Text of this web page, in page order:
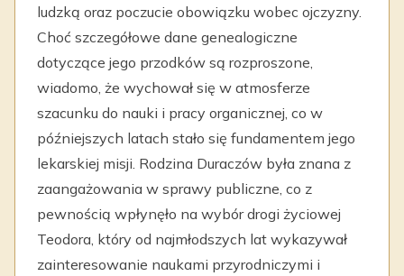
ludzką oraz poczucie obowiązku wobec ojczyzny.
Choć szczegółowe dane genealogiczne
dotyczące jego przodków są rozproszone,
wiadomo, że wychował się w atmosferze
szacunku do nauki i pracy organicznej, co w
późniejszych latach stało się fundamentem jego
lekarskiej misji. Rodzina Duraczów była znana z
zaangażowania w sprawy publiczne, co z
pewnością wpłynęło na wybór drogi życiowej
Teodora, który od najmłodszych lat wykazywał
zainteresowanie naukami przyrodniczymi i